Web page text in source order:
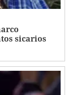
sicarios